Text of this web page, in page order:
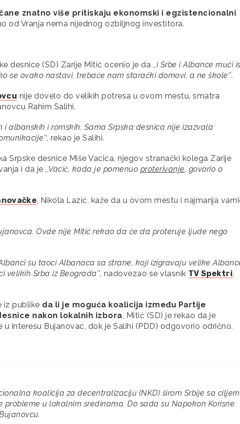
znatno više pritiskaju ekonomski i egzistencionalni
od Vranja nema nijednog ozbiljnog investitora.
desnice (SD) Zarije Mitić ocenio je da ,,i Srbe i Albance muči
se ovako nastavi, trebaće nam starački domovi, a ne škole’’.
nije dovelo do velikih potresa u ovom mestu, smatra
Rahim Salihi.
i albanskih i romskih. Sama Srpska desnica nije izazvala
, rekao je Salihi.
Srpske desnice Miše Vacića, njegov stranački kolega Zarije
i da je ,,Vacić, kada je pomenuo proterivanje, govorio o
, Nikola Lazić, kaže da u ovom mestu i najmanja
Ovde nije Mitić rekao da će da proteruje ljude nego
su taoci Albanaca sa strane, koji izigravaju velike
velikih Srba iz Beograda’’, nadovezao se vlasnik TV Spektri,
iz publike da li je moguća koalicija između Partije
nakon lokalnih izbora, Mitić (SD) je rekao da je
interesu Bujanovac, dok je Salihi (PDD) odgovorio odrično.
koalicija za decentralizaciju (NKD) širom Srbije sa ciljem
u lokalnim sredinama. Do sada su Napokon Korisne